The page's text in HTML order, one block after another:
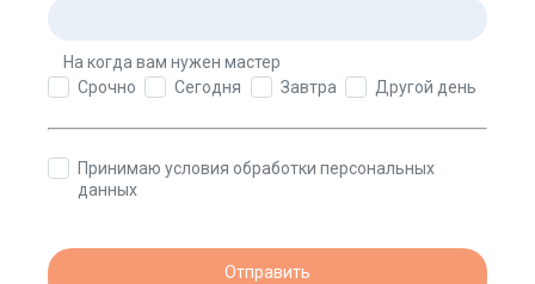
На когда вам нужен мастер
Срочно
Сегодня Завтра Другой день
Принимаю условия обработки персональных
данных
Отправить